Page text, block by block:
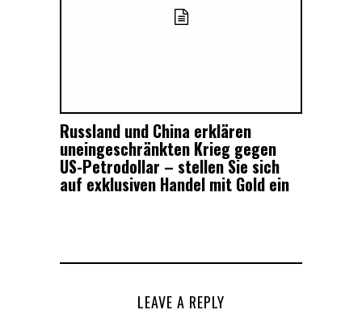
Russland und China erklären
uneingeschränkten Krieg gegen
US-Petrodollar – stellen Sie sich
auf exklusiven Handel mit Gold ein
LEAVE A REPLY